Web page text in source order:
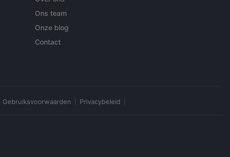
Ons team
Onze blog
Contact
Gebruiksvoorwaarden Privacybeleid